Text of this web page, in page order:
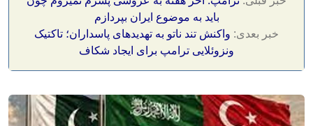
باید به موضوع ایران بپردازم
خبر بعدی: واکنش تند ناتو به تهدیدهای پاسداران؛ تاکتیک
ونزوئلایی ترامپ برای ایجاد شکاف